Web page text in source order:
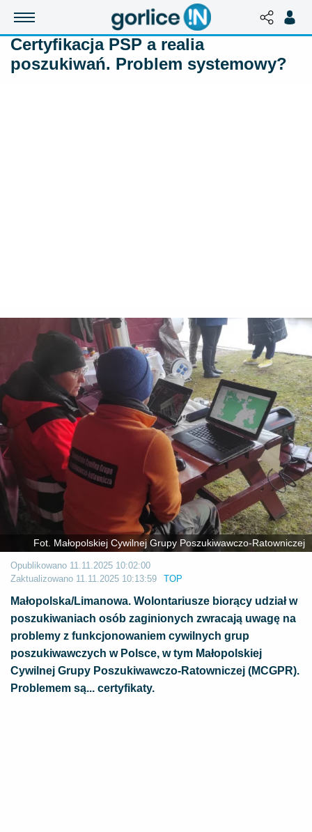
Certyfikacja PSP a realia
poszukiwań. Problem systemowy?
Fot. Małopolskiej Cywilnej Grupy Poszukiwawczo-Ratowniczej
Opublikowano 11.11.2025 10:02:00
Zaktualizowano 11.11.2025 10:13:59 TOP
Małopolska/Limanowa. Wolontariusze biorący udział w
poszukiwaniach osób zaginionych zwracają uwagę na
problemy z funkcjonowaniem cywilnych grup
poszukiwawczych w Polsce, w tym Małopolskiej
Cywilnej Grupy Poszukiwawczo-Ratowniczej (MCGPR).
Problemem są... certyfikaty.